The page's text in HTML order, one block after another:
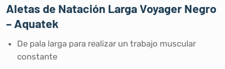
Aletas de Natación Larga Voyager Negro
– Aquatek
De pala larga para realizar un trabajo muscular
constante